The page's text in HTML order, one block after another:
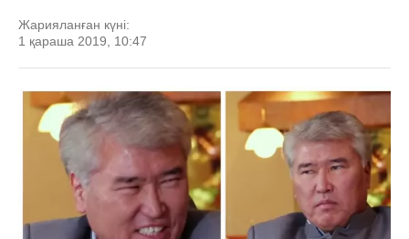
Жарияланған күні:
1 қараша 2019, 10:47